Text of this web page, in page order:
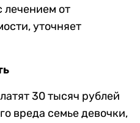
лечением от
уточняет
30 тысяч рублей
вреда семье девочки,